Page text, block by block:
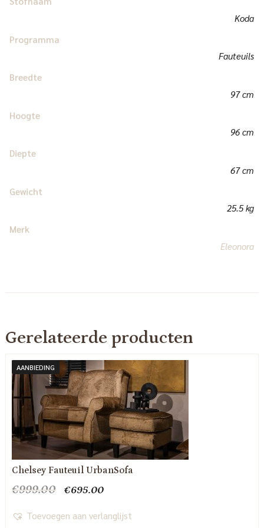
Koda
Programma
Fauteuils
Breedte
97 cm
Hoogte
96 cm
Diepte
67 cm
Gewicht
25.5 kg
Merk
Eleonora
Gerelateerde producten
AANBIEDING
Chelsey Fauteuil UrbanSofa
€999.00
Oorspronkelijke
was:
€695.00Huidige
is:
Toevoegen aan verlanglijst